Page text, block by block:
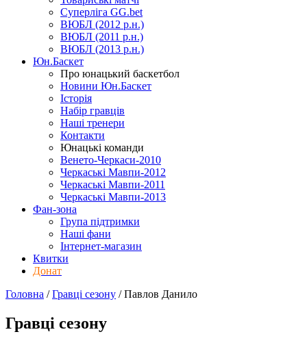
Суперліга GG.bet
ВЮБЛ (2012 р.н.)
ВЮБЛ (2011 р.н.)
ВЮБЛ (2013 р.н.)
Юн.Баскет
Про юнацький баскетбол
Новини Юн.Баскет
Історія
Набір гравців
Наші тренери
Контакти
Юнацькі команди
Венето-Черкаси-2010
Черкаські Мавпи-2012
Черкаські Мавпи-2011
Черкаські Мавпи-2013
Фан-зона
Група підтримки
Наші фани
Інтернет-магазин
Квитки
Донат
Головна /Гравці сезону /Павлов Данило
Гравці сезону